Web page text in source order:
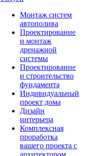
Монтаж систем
автополива
Проектирование
и монтаж
дренажной
системы
Проектироваине
и строительство
фундамента
Индивидуальный
проект дома
Дизайн
интерьера
Комплексная
проработка
вашего проекта с
архитектором